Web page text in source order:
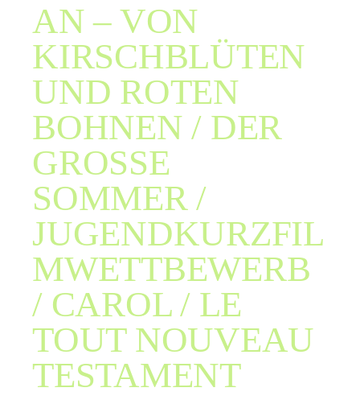
AN – VON
KIRSCHBLÜTEN
UND ROTEN
BOHNEN / DER
GROSSE
SOMMER /
JUGENDKURZFIL
MWETTBEWERB
/ CAROL / LE
TOUT NOUVEAU
TESTAMENT